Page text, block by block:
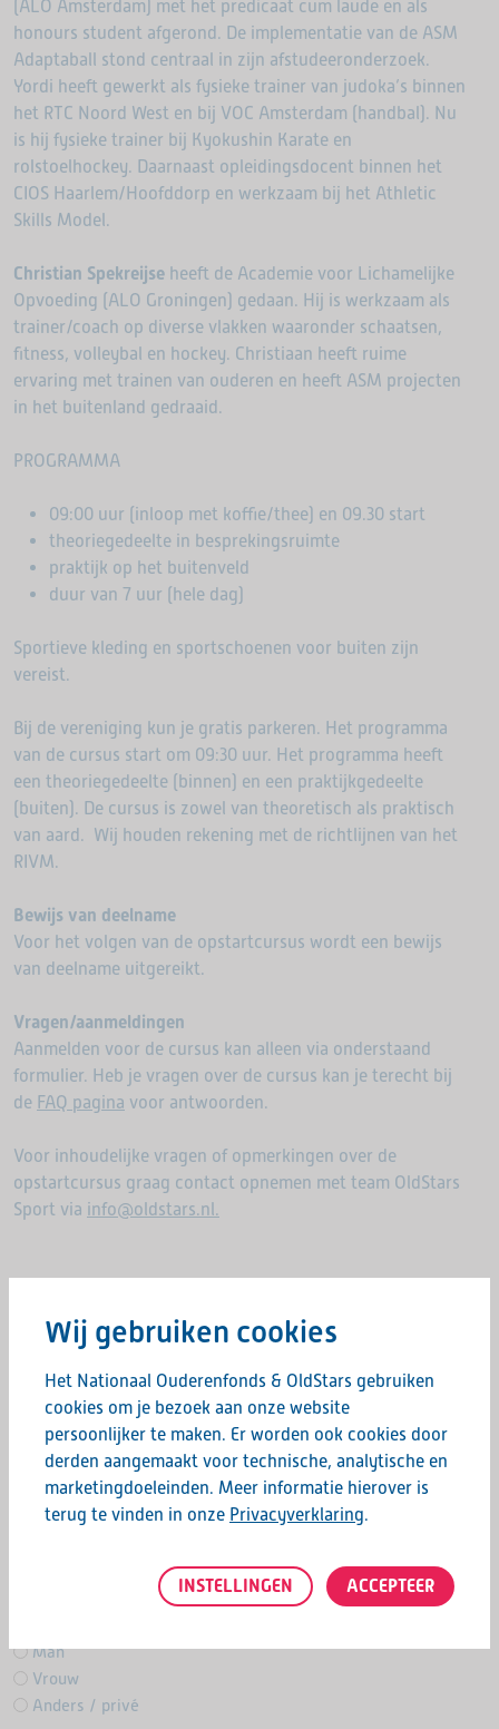
(ALO Amsterdam) met het predicaat cum laude en als
honours student afgerond. De implementatie van de ASM
Adaptaball stond centraal in zijn afstudeeronderzoek.
Yordi heeft gewerkt als fysieke trainer van judoka’s binnen
het RTC Noord West en bij VOC Amsterdam (handbal). Nu
is hij fysieke trainer bij Kyokushin Karate en
rolstoelhockey. Daarnaast opleidingsdocent binnen het
CIOS Haarlem/Hoofddorp en werkzaam bij het Athletic
Skills Model.
Christian Spekreijse heeft de Academie voor Lichamelijke
Opvoeding (ALO Groningen) gedaan. Hij is werkzaam als
trainer/coach op diverse vlakken waaronder schaatsen,
fitness, volleybal en hockey. Christiaan heeft ruime
ervaring met trainen van ouderen en heeft ASM projecten
in het buitenland gedraaid.
PROGRAMMA
09:00 uur (inloop met koffie/thee) en 09.30 start
theoriegedeelte in besprekingsruimte
praktijk op het buitenveld
duur van 7 uur (hele dag)
Sportieve kleding en sportschoenen voor buiten zijn
vereist.
Bij de vereniging kun je gratis parkeren. Het programma
van de cursus start om 09:30 uur. Het programma heeft
een theoriegedeelte (binnen) en een praktijkgedeelte
(buiten). De cursus is zowel van theoretisch als praktisch
van aard. Wij houden rekening met de richtlijnen van het
RIVM.
Bewijs van deelname
Voor het volgen van de opstartcursus wordt een bewijs
van deelname uitgereikt.
Vragen/aanmeldingen
Aanmelden voor de cursus kan alleen via onderstaand
formulier. Heb je vragen over de cursus kan je terecht bij
de FAQ pagina voor antwoorden.
Voor inhoudelijke vragen of opmerkingen over de
opstartcursus graag contact opnemen met team OldStars
Sport via info@oldstars.nl.
Aanmelden voor
opstartcursus
Man
Vrouw
Anders / privé
Wij gebruiken cookies
Het Nationaal Ouderenfonds & OldStars gebruiken
cookies om je bezoek aan onze website
persoonlijker te maken. Er worden ook cookies door
derden aangemaakt voor technische, analytische en
marketingdoeleinden. Meer informatie hierover is
terug te vinden in onze Privacyverklaring.
INSTELLINGEN ACCEPTEER